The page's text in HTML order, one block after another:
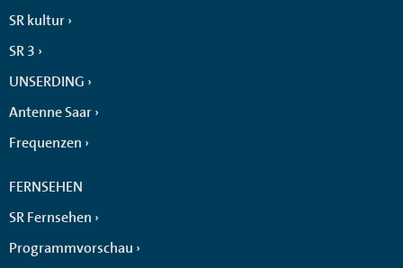
SR kultur
SR 3
UNSERDING
Antenne Saar
Frequenzen
FERNSEHEN
SR Fernsehen
Programmvorschau